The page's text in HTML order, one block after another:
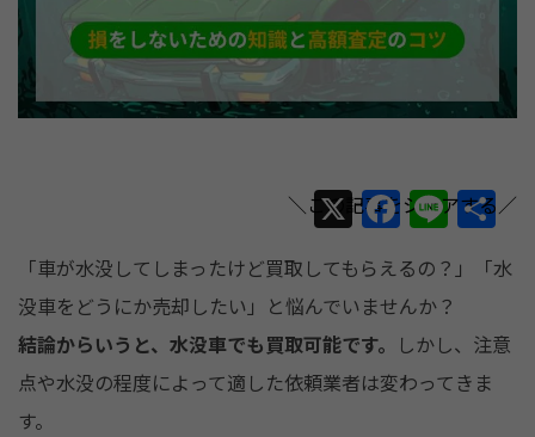
X F
a
c
e
b
o
Li 共
有
「車が水没してしまったけど買取してもらえるの？」「水
没車をどうにか売却したい」と悩んでいませんか？
結論からいうと、水没車でも買取可能です。
しかし、注意
点や水没の程度によって適した依頼業者は変わってきま
す。